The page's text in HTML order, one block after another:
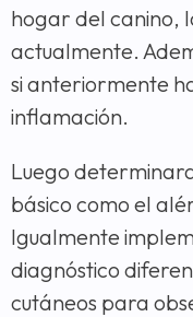
hogar del canino,
actualmente.
si anteriormente
inflamación.
Luego
básico como el
Igualmente
diagnóstico
cutáneos para